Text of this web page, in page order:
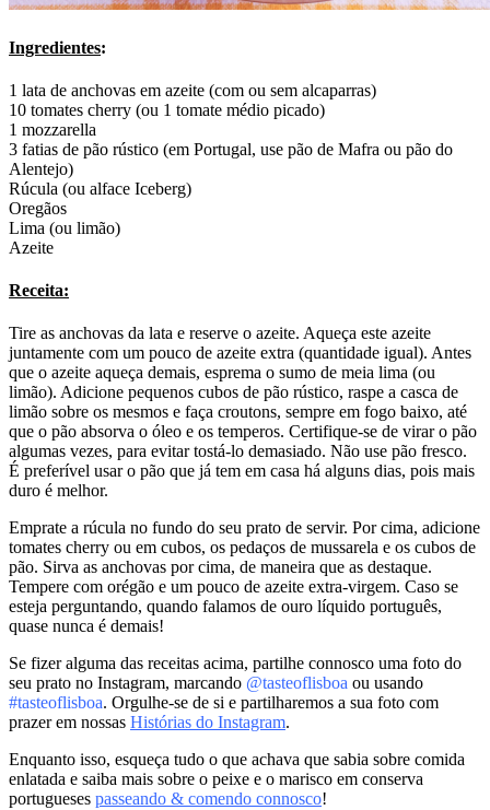
Ingredientes:
1 lata de anchovas em azeite (com ou sem alcaparras)
10 tomates cherry (ou 1 tomate médio picado)
1 mozzarella
3 fatias de pão rústico (em Portugal, use pão de Mafra ou pão do
Alentejo)
Rúcula (ou alface Iceberg)
Oregãos
Lima (ou limão)
Azeite
Receita:
Tire as anchovas da lata e reserve o azeite. Aqueça este azeite
juntamente com um pouco de azeite extra (quantidade igual). Antes
que o azeite aqueça demais, esprema o sumo de meia lima (ou
limão). Adicione pequenos cubos de pão rústico, raspe a casca de
limão sobre os mesmos e faça croutons, sempre em fogo baixo, até
que o pão absorva o óleo e os temperos. Certifique-se de virar o pão
algumas vezes, para evitar tostá-lo demasiado. Não use pão fresco.
É preferível usar o pão que já tem em casa há alguns dias, pois mais
duro é melhor.
Emprate a rúcula no fundo do seu prato de servir. Por cima, adicione
tomates cherry ou em cubos, os pedaços de mussarela e os cubos de
pão. Sirva as anchovas por cima, de maneira que as destaque.
Tempere com orégão e um pouco de azeite extra-virgem. Caso se
esteja perguntando, quando falamos de ouro líquido português,
quase nunca é demais!
Se fizer alguma das receitas acima, partilhe connosco uma foto do
seu prato no Instagram, marcando @tasteoflisboa ou usando
#tasteoflisboa. Orgulhe-se de si e partilharemos a sua foto com
prazer em nossas Histórias do Instagram.
Enquanto isso, esqueça tudo o que achava que sabia sobre comida
enlatada e saiba mais sobre o peixe e o marisco em conserva
portugueses passeando & comendo connosco!